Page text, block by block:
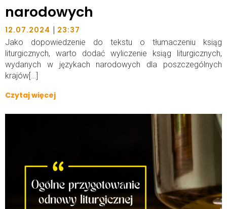
narodowych
12.07.2024 | 23:37
Jako dopowiedzenie do tekstu o tłumaczeniu ksiąg
liturgicznych, warto dodać wyliczenie ksiąg liturgicznych,
wydanych w językach narodowych dla poszczególnych
krajów[…]
Czytaj więcej